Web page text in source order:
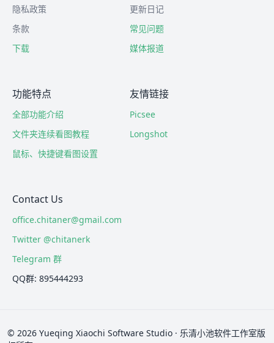
隐私政策
条款
下载
更新日记
常见问题
媒体报道
功能特点
全部功能介绍
文件夹连续看图教程
鼠标、快捷键看图设置
友情链接
Picsee
Longshot
Contact Us
office.chitaner@gmail.com
Twitter @chitanerk
Telegram 群
QQ群: 895444293
© 2026 Yueqing Xiaochi Software Studio · 乐清小池软件工作室版